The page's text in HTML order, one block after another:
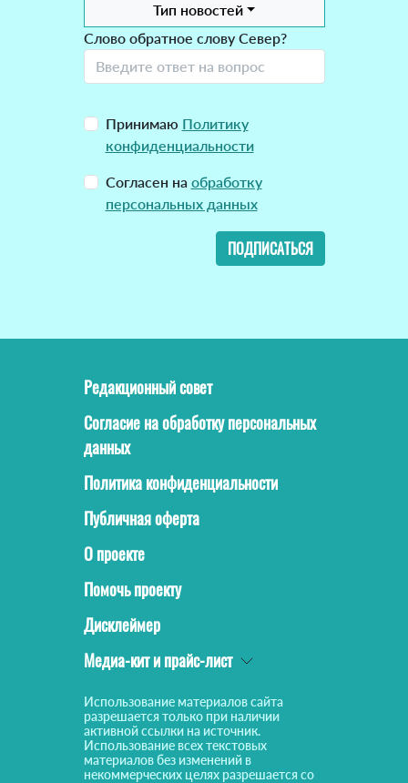
Тип новостей
Слово обратное слову Север?
Принимаю Политику
конфиденциальности
Согласен на обработку
персональных данных
ПОДПИСАТЬСЯ
Редакционный совет
Согласие на обработку персональных
данных
Политика конфиденциальности
Публичная оферта
О проекте
Помочь проекту
Дисклеймер
Медиа-кит и прайс-лист
Использование материалов сайта
разрешается только при наличии
активной ссылки на источник.
Использование всех текстовых
материалов без изменений в
некоммерческих целях разрешается со